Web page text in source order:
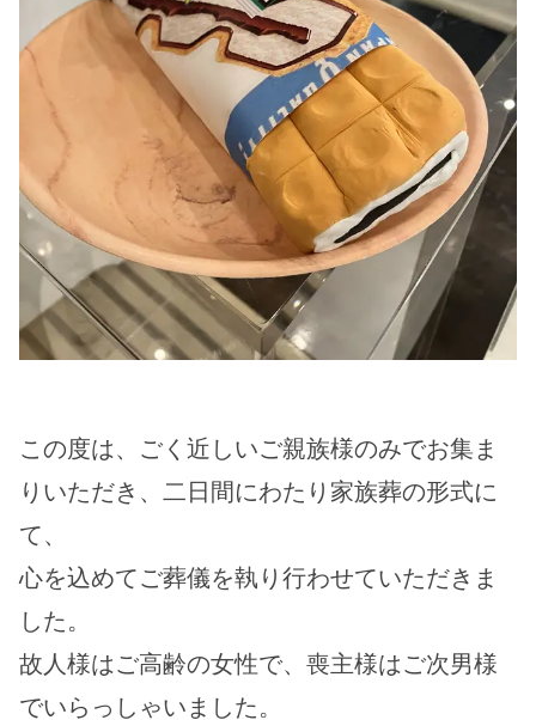
この度は、ごく近しいご親族様のみでお集ま
りいただき、二日間にわたり家族葬の形式に
て、
心を込めてご葬儀を執り行わせていただきま
した。
故人様はご高齢の女性で、喪主様はご次男様
でいらっしゃいました。